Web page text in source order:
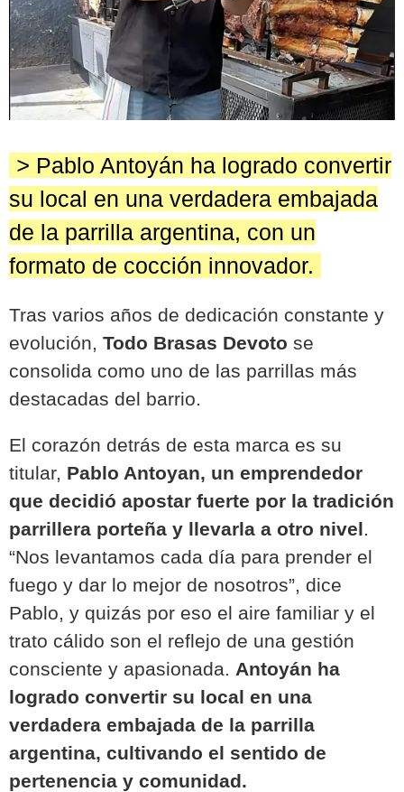
> Pablo Antoyán ha logrado convertir
su local en una verdadera embajada
de la parrilla argentina, con un
formato de cocción innovador.
Tras varios años de dedicación constante y
evolución, Todo Brasas Devoto se
consolida como uno de las parrillas más
destacadas del barrio.
El corazón detrás de esta marca es su
titular, Pablo Antoyan, un emprendedor
que decidió apostar fuerte por la tradición
parrillera porteña y llevarla a otro nivel.
“Nos levantamos cada día para prender el
fuego y dar lo mejor de nosotros”, dice
Pablo, y quizás por eso el aire familiar y el
trato cálido son el reflejo de una gestión
consciente y apasionada. Antoyán ha
logrado convertir su local en una
verdadera embajada de la parrilla
argentina, cultivando el sentido de
pertenencia y comunidad.